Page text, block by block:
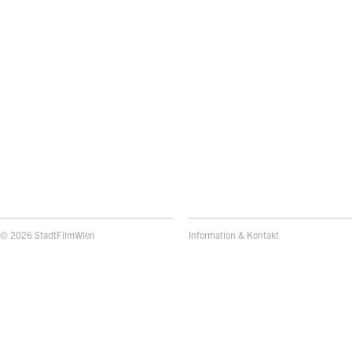
© 2026 StadtFilmWien Information & Kontakt